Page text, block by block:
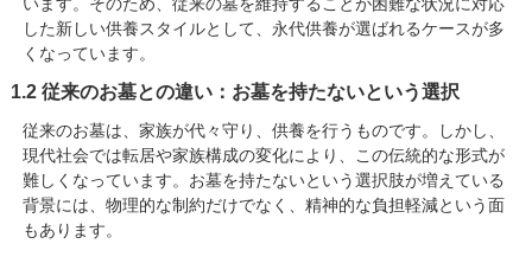
した新しい供養スタイルとして、永代供養が選ばれるケースが多
くなっています。
1.2 従来のお墓との違い：お墓を持たないという選択
従来のお墓は、家族が代々守り、供養を行うものです。しかし、
現代社会では転居や家族構成の変化により、この伝統的な形式が
難しくなっています。お墓を持たないという選択肢が増えている
背景には、物理的な制約だけでなく、精神的な負担軽減という面
もあります。